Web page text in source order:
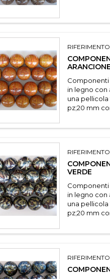
ARANCIONE
Componenti
in legno
una pellicola
pz;20 mm
VERDE
Componenti
in legno
una pellicola
pz;20 mm